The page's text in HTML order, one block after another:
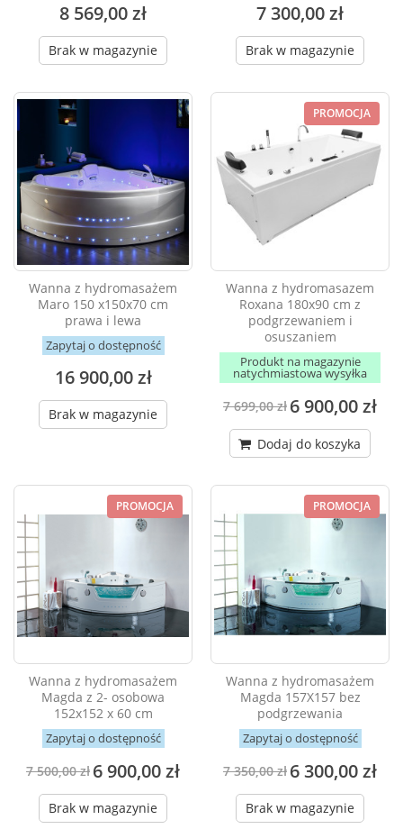
8 569,00 zł
Brak w magazynie
7 300,00 zł
Brak w magazynie
Wanna z hydromasażem
Maro 150 x150x70 cm
prawa i lewa
Zapytaj o dostępność
16 900,00 zł
Brak w magazynie
PROMOCJA
Wanna z hydromasazem
Roxana 180x90 cm z
podgrzewaniem i
osuszaniem
Produkt na magazynie
natychmiastowa wysyłka
7 699,00 zł 6 900,00 zł
Dodaj do koszyka
PROMOCJA
Wanna z hydromasażem
Magda z 2- osobowa
152x152 x 60 cm
Zapytaj o dostępność
7 500,00 zł 6 900,00 zł
Brak w magazynie
PROMOCJA
Wanna z hydromasażem
Magda 157X157 bez
podgrzewania
Zapytaj o dostępność
7 350,00 zł 6 300,00 zł
Brak w magazynie